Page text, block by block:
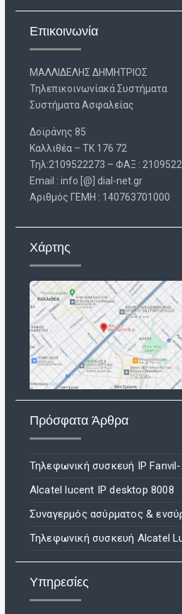
Επικοινωνία
ΜΑΛΛΙΔΕΛΗΣ ΔΗΜΗΤΡΙΟΣ
Τηλεπικοινωνίακά Συστήματα
Συστήματα Ασφαλείας
Δοϊράνης 85
Καλλιθέα – ΤΚ 176 72
Τηλ:2109522273 – ΦΑΞ :
Email : info [@] dial-net.gr
Aριθμός ΓΕΜΗ : 140763701000
Χάρτης
Πρόσφατα Άρθρα
Τηλεφωνική συσκευή IP Fanvil-
Alcatel lucent IP desktop 8008
Συναγερμός ασύρματος &
Τηλεφωνική συσκευή Alcatel
Υπηρεσίες